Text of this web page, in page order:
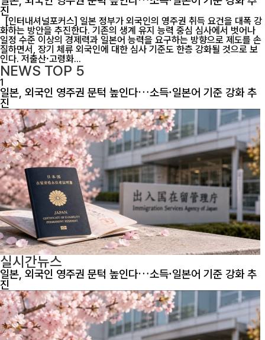
진
[인터내셔널포커스] 일본 정부가 외국인의 영주권 취득 요건을 대폭 강
화하는 방안을 추진한다. 기존의 생계 유지 능력 중심 심사에서 벗어나
일정 수준 이상의 경제력과 일본어 능력을 요구하는 방향으로 제도를 손
질하면서, 장기 체류 외국인에 대한 심사 기준도 한층 강화될 것으로 보
인다. 저출산·고령화...
NEWS TOP 5
1
일본, 외국인 영주권 문턱 높인다…소득·일본어 기준 강화 추
진
실시간뉴스
일본, 외국인 영주권 문턱 높인다…소득·일본어 기준 강화 추
진